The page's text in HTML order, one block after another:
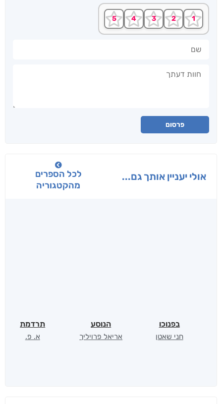
פרסום
אולי יעניין אותך גם...
לכל הספרים
מהקטגוריה
בפנוכו
חני שאטן
הנוסע
אריאל פרויליך
תרדמת
א. פ.